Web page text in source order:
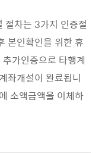
절차는 3가지 인증절
본인확인을 위한 휴
가인증으로 타행계
좌개설이 완료됩니
소액금액을 이체하